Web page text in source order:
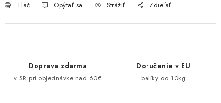
Tlač Opýtať sa Strážiť Zdieľať
Doprava zdarma
v SR pri objednávke nad 60€
Doručenie v EU
balíky do 10kg